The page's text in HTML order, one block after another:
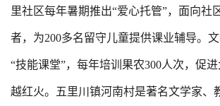
里社区每年暑期推出“爱心托管”，面向社
者，为200多名留守儿童提供课业辅导。
“技能课堂”，每年培训果农300人次，促
越红火。五里川镇河南村是著名文学家、